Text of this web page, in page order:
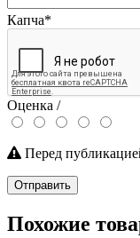
Капча*
Оценка /
Перед
Отправить
Похожие